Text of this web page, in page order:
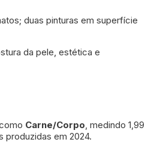
duas pinturas em superfície
da pele, estética e
Carne/Corpo, medindo 1,99
produzidas em 2024.